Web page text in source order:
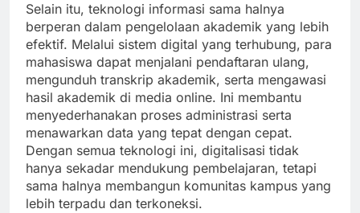
Selain itu, teknologi informasi sama halnya
berperan dalam pengelolaan akademik yang lebih
efektif. Melalui sistem digital yang terhubung, para
mahasiswa dapat menjalani pendaftaran ulang,
mengunduh transkrip akademik, serta mengawasi
hasil akademik di media online. Ini membantu
menyederhanakan proses administrasi serta
menawarkan data yang tepat dengan cepat.
Dengan semua teknologi ini, digitalisasi tidak
hanya sekadar mendukung pembelajaran, tetapi
sama halnya membangun komunitas kampus yang
lebih terpadu dan terkoneksi.